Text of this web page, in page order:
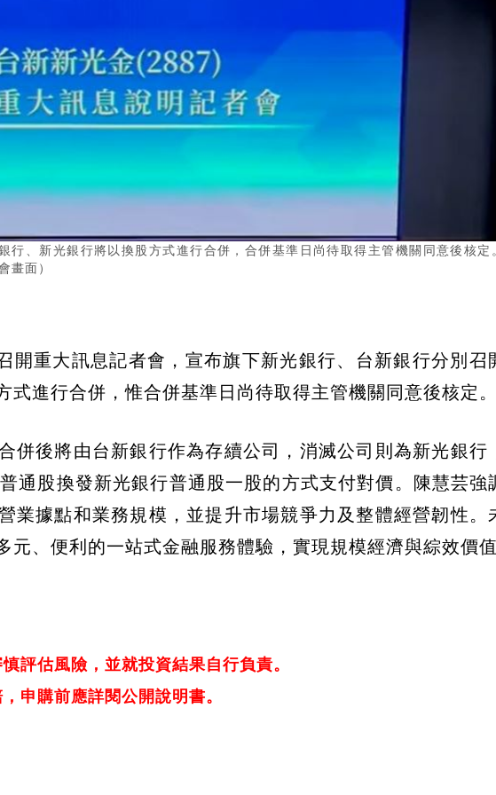
行、新光銀行將以換股方式進行合併，合併基準日尚待取得主管機關同意後核定
畫面）
開重大訊息記者會，宣布旗下新光銀行、台新銀行分別召
式進行合併，惟合併基準日尚待取得主管機關同意後核定
併後將由台新銀行作為存續公司，消滅公司則為新光銀行
通股換發新光銀行普通股一股的方式支付對價。陳慧芸強
業據點和業務規模，並提升市場競爭力及整體經營韌性。
元、便利的一站式金融服務體驗，實現規模經濟與綜效價
評估風險，並就投資結果自行負責。
申購前應詳閱公開說明書。